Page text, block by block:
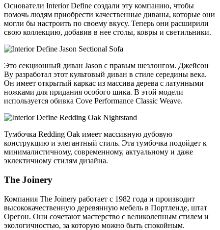
Основатели Interior Define создали эту компанию, чтобы
помочь людям приобрести качественные диваны, которые они
могли бы настроить по своему вкусу. Теперь они расширили
свою коллекцию, добавив в нее столы, ковры и светильники.
Это секционный диван Jason с правым шезлонгом. Джейсон
Ву разработал этот культовый диван в стиле середины века.
Он имеет открытый каркас из массива дерева с латунными
ножками для придания особого шика. В этой модели
используется обивка Cove Performance Classic Weave.
Тумбочка Redding Oak имеет массивную дубовую
конструкцию и элегантный стиль. Эта тумбочка подойдет к
минималистичному, современному, актуальному и даже
эклектичному стилям дизайна.
The Joinery
Компания The Joinery работает с 1982 года и производит
высококачественную деревянную мебель в Портленде, штат
Орегон. Они сочетают мастерство с великолепным стилем и
экологичностью, за которую можно быть спокойным.